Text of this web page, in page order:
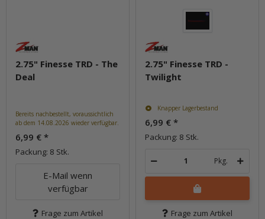
2.75" Finesse TRD - The
Deal
Bereits nachbestellt, voraussichtlich
ab dem 14.08.2026 wieder verfügbar.
6,99 € *
Packung: 8 Stk.
E-Mail wenn
verfügbar
Frage zum Artikel
2.75" Finesse TRD -
Twilight
Knapper Lagerbestand
6,99 € *
Packung: 8 Stk.
Pkg.
Frage zum Artikel